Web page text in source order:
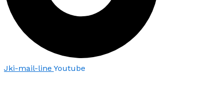
Jki-mail-line Youtube